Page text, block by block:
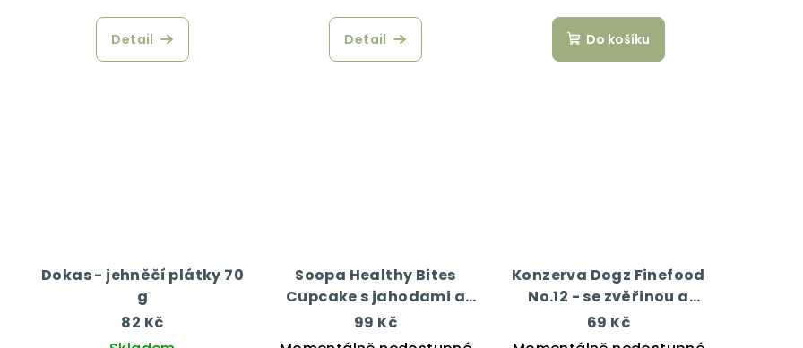
Detail Detail Do košíku
Dokas - jehněčí plátky 70
g
82 Kč
Soopa Healthy Bites
Cupcake s jahodami a
kokosem 50 g
99 Kč
Konzerva Dogz Finefood
No.12 - se zvěřinou a
sledím masem 200 g
69 Kč